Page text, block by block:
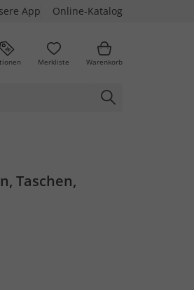
App Online-Katalog
Merkliste Warenkorb
Taschen,